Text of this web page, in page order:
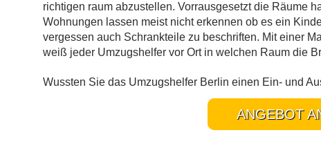
richtigen raum abzustellen. Vorrausgesetzt die Räume
Wohnungen lassen meist nicht erkennen ob es ein
vergessen auch Schrankteile zu beschriften. Mit einer
weiß jeder Umzugshelfer vor Ort in welchen Raum die
Wussten Sie das Umzugshelfer Berlin einen Ein- und
ANGEBOT